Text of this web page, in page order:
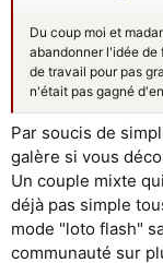
Du coup moi et
abandonner l'idée de
de travail pour pas
n'était pas gagné
Par soucis de
galère si vous
Un couple mixte
déjà pas simple
mode "loto flash"
communauté sur